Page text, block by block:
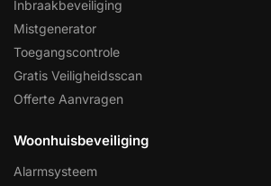
Inbraakbeveiliging
Mistgenerator
Toegangscontrole
Gratis Veiligheidsscan
Offerte Aanvragen
Woonhuisbeveiliging
Alarmsysteem